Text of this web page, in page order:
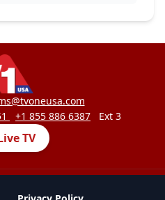
+1 855 886 6387 Ext 3
TV